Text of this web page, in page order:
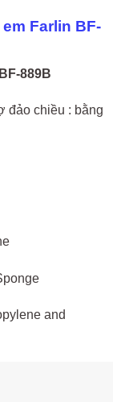
Farlin BF-
889B
đảo chiều : bằng
and